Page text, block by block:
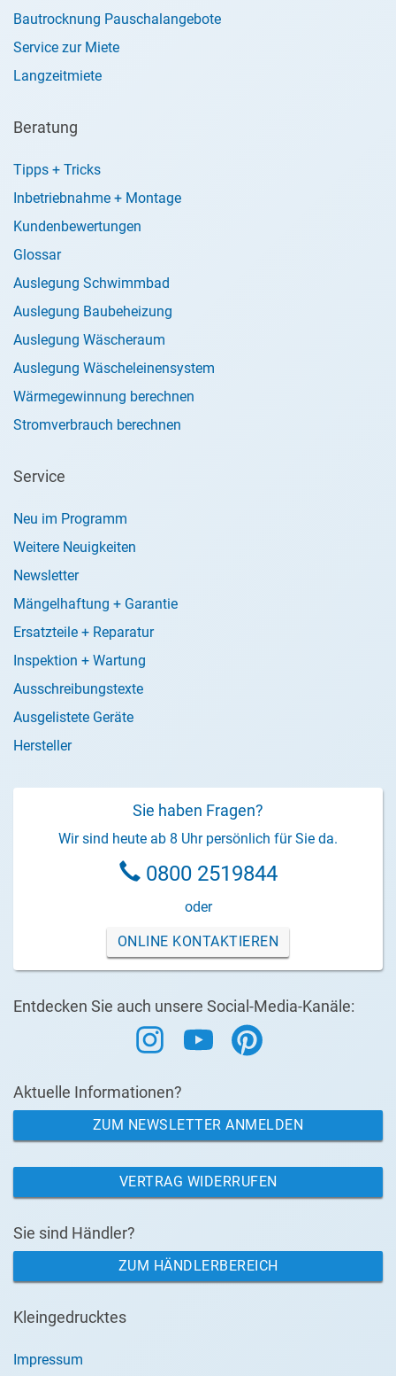
Bautrocknung Pauschalangebote
Service zur Miete
Langzeitmiete
Beratung
Tipps + Tricks
Inbetriebnahme + Montage
Kundenbewertungen
Glossar
Auslegung Schwimmbad
Auslegung Baubeheizung
Auslegung Wäscheraum
Auslegung Wäscheleinensystem
Wärmegewinnung berechnen
Stromverbrauch berechnen
Service
Neu im Programm
Weitere Neuigkeiten
Newsletter
Mängelhaftung + Garantie
Ersatzteile + Reparatur
Inspektion + Wartung
Ausschreibungstexte
Ausgelistete Geräte
Hersteller
Sie haben Fragen?
Wir sind heute ab 8 Uhr persönlich für Sie da.
0800 2519844
oder
ONLINE KONTAKTIEREN
Entdecken Sie auch unsere Social-Media-Kanäle:
Aktuelle Informationen?
ZUM NEWSLETTER ANMELDEN
VERTRAG WIDERRUFEN
Sie sind Händler?
ZUM HÄNDLERBEREICH
Kleingedrucktes
Impressum